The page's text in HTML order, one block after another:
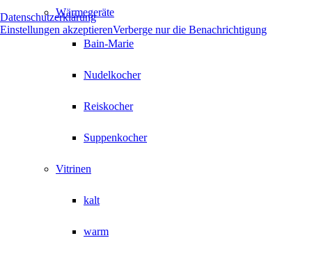
Wärmegeräte
Bain-Marie
Nudelkocher
Reiskocher
Suppenkocher
Vitrinen
kalt
warm
Datenschutzerklärung
Einstellungen akzeptierenVerberge nur die Benachrichtigung